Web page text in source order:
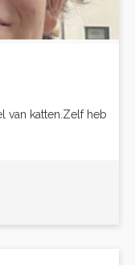
van katten.Zelf heb